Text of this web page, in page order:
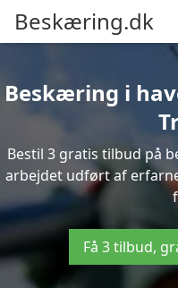
Beskæring.dk
Beskæring i
Bestil 3 gratis tilbud på
arbejdet udført af
Få 3 tilbud,